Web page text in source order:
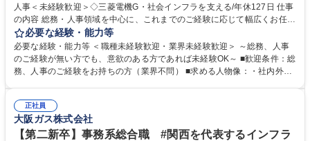
人事＜未経験歓迎＞◇三菱電機G・社会インフラを支える/年休127日 仕事
の内容 総務・人事領域を中心に、これまでのご経験に応じて幅広くお任せ
します。 ＜具体的には＞ ・総務/人事労務（給与・社保・勤怠管理など）
・採用・教育研修 ・福利厚生運用 など ※基本的には事務所勤務ですが、
採用や教育等の業務内容により、関西圏以外への日帰り・宿泊を伴う国内
出張もございます。 ※担当業務を持ちつつ、お互いに助け合いながら、総
必要な経験・能力等
必要な経験・能力等 ＜職種未経験歓迎・業界未経験歓迎＞ ～総務、人事
のご経験が無い方でも、意欲のある方であれば未経験OK～ ■歓迎条件：総
務、人事のご経験をお持ちの方（業界不問） ■求める人物像：・社内外の
正社員
大阪ガス株式会社
【第二新卒】事務系総合職 #関西を代表するインフラ